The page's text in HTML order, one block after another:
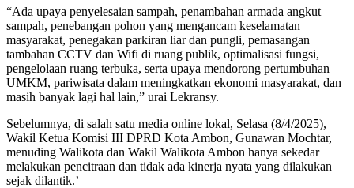
“Ada upaya penyelesaian sampah, penambahan armada angkut
sampah, penebangan pohon yang mengancam keselamatan
masyarakat, penegakan parkiran liar dan pungli, pemasangan
tambahan CCTV dan Wifi di ruang publik, optimalisasi fungsi,
pengelolaan ruang terbuka, serta upaya mendorong pertumbuhan
UMKM, pariwisata dalam meningkatkan ekonomi masyarakat, dan
masih banyak lagi hal lain,” urai Lekransy.
Sebelumnya, di salah satu media online lokal, Selasa (8/4/2025),
Wakil Ketua Komisi III DPRD Kota Ambon, Gunawan Mochtar,
menuding Walikota dan Wakil Walikota Ambon hanya sekedar
melakukan pencitraan dan tidak ada kinerja nyata yang dilakukan
sejak dilantik.’